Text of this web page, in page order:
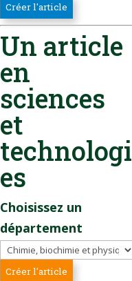
Un article
en
sciences
et
technologi
es
Choisissez un
département